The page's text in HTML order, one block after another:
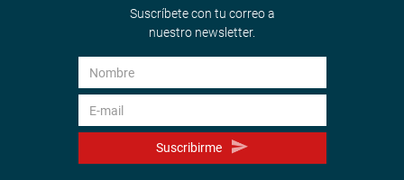
Suscríbete con tu correo a
nuestro newsletter.
Suscribirme